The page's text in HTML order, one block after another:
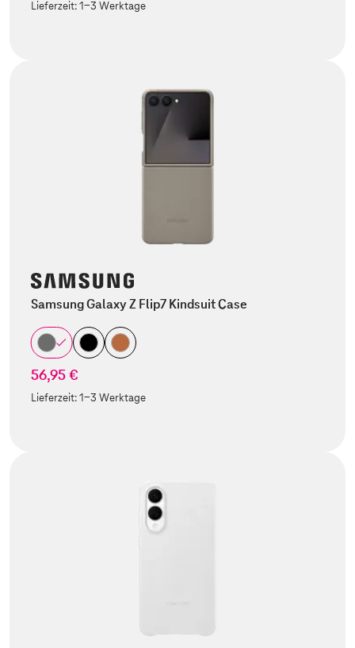
Lieferzeit:1-3 Werktage
Samsung Galaxy Z Flip7 Kindsuit Case
56,95 €
Lieferzeit:1-3 Werktage